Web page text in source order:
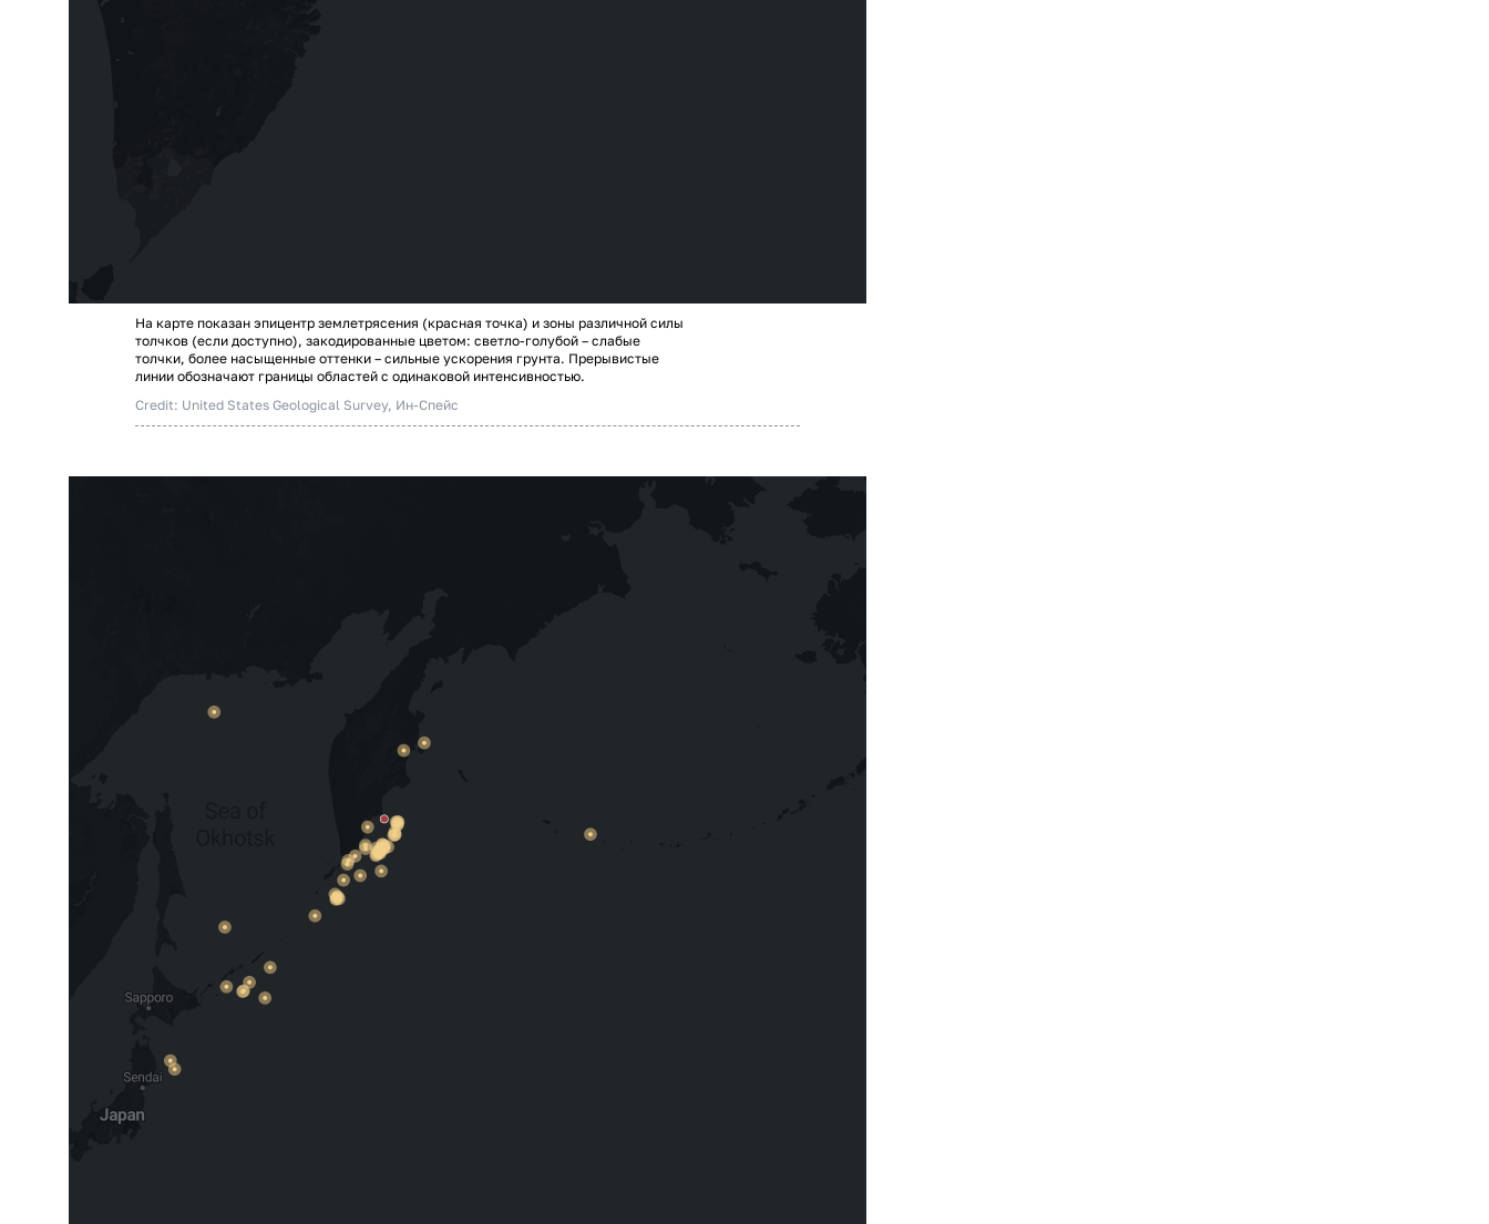
На карте показан эпицентр землетрясения (красная точка) и зоны различной силы
толчков (если доступно), закодированные цветом: светло-голубой – слабые
толчки, более насыщенные оттенки – сильные ускорения грунта. Прерывистые
линии обозначают границы областей с одинаковой интенсивностью.
Credit: United States Geological Survey, Ин-Спейс